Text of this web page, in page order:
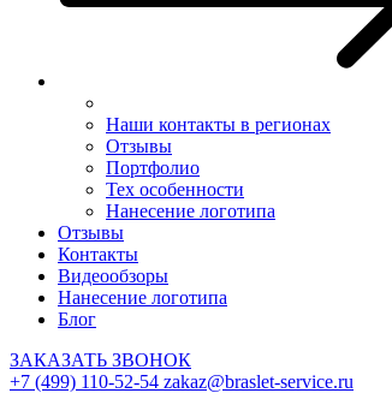
Наши контакты в регионах
Отзывы
Портфолио
Тех особенности
Нанесение логотипа
Отзывы
Контакты
Видеообзоры
Нанесение логотипа
Блог
ЗАКАЗАТЬ ЗВОНОК
+7 (499) 110-52-54 zakaz@braslet-service.ru